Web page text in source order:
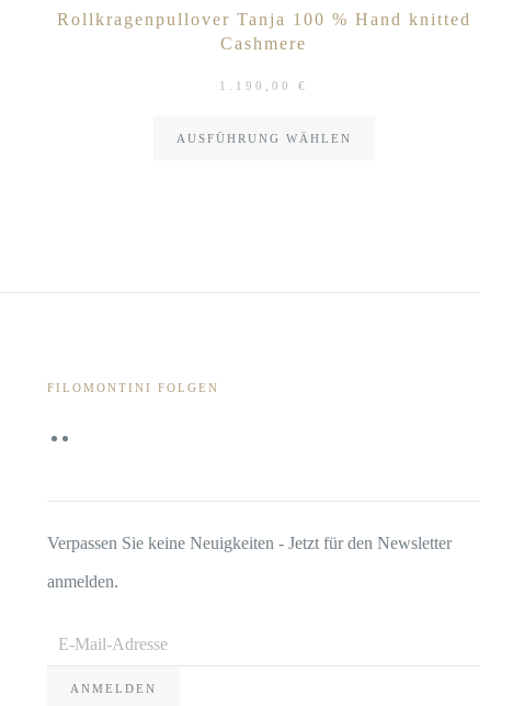
Rollkragenpullover Tanja 100 % Hand knitted
Cashmere
1.190,00€
AUSFÜHRUNG WÄHLEN
FILOMONTINI FOLGEN
Verpassen Sie keine Neuigkeiten - Jetzt für den Newsletter
anmelden.
ANMELDEN